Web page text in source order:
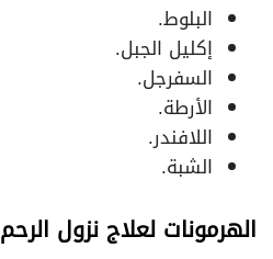
البلوط.
إكليل الجبل.
السفرجل.
الأرطة.
اللافندر.
الشبة.
الهرمونات لعلاج نزول الرحم